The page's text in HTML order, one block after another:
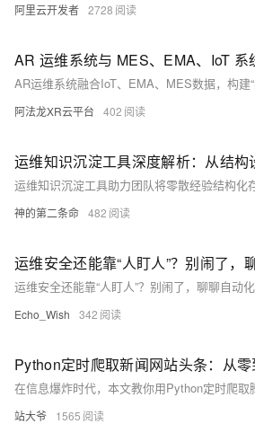
阿里云开发者 2728
AR 运维系统与 MES、EMA、IoT 系
阿法龙XR云平台 402
神的第二条命 482
运维安全还能靠“人盯人”？别闹了，聊聊自动
Echo_Wish 342
Python定时爬取新闻网站头条：从
站大爷 1565